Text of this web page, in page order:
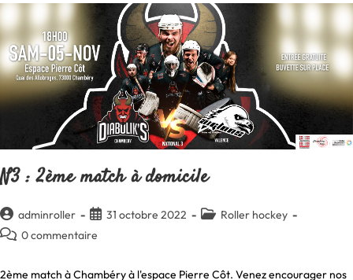
Du
Championnat
De
France
N3
N’auront
Pas
Lieu
À
Chambéry.
N3 : 2ème match à domicile
Auteur/autrice
de
adminroller
Publication
publiée :
31 octobre 2022
Post Roller hockey
Commentaires
la
0 commentaire
2ème match à Chambéry à l'espace Pierre Côt. Venez encourager nos